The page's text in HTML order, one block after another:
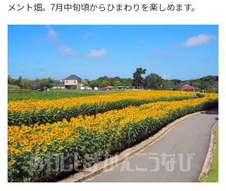
メント畑。7月中旬頃からひまわりを楽しめます。